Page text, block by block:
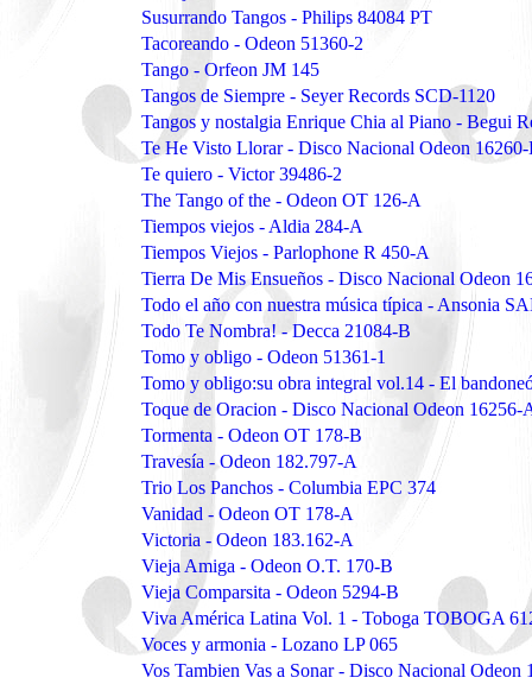
Susurrando Tangos - Philips 84084 PT
Tacoreando - Odeon 51360-2
Tango - Orfeon JM 145
Tangos de Siempre - Seyer Records SCD-1120
Tangos y nostalgia Enrique Chia al Piano - Begui
Te He Visto Llorar - Disco Nacional Odeon
Te quiero - Victor 39486-2
The Tango of the - Odeon OT 126-A
Tiempos viejos - Aldia 284-A
Tiempos Viejos - Parlophone R 450-A
Tierra De Mis Ensueños - Disco Nacional Odeon
Todo el año con nuestra música típica - Ansonia
Todo Te Nombra! - Decca 21084-B
Tomo y obligo - Odeon 51361-1
Tomo y obligo:su obra integral vol.14 - El
Toque de Oracion - Disco Nacional Odeon 16256-
Tormenta - Odeon OT 178-B
Travesía - Odeon 182.797-A
Trio Los Panchos - Columbia EPC 374
Vanidad - Odeon OT 178-A
Victoria - Odeon 183.162-A
Vieja Amiga - Odeon O.T. 170-B
Vieja Comparsita - Odeon 5294-B
Viva América Latina Vol. 1 - Toboga TOBOGA
Voces y armonia - Lozano LP 065
Vos Tambien Vas a Sonar - Disco Nacional Odeon